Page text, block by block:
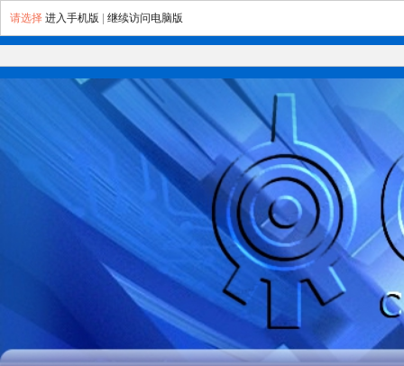
请选择 进入手机版 继续访问电脑版